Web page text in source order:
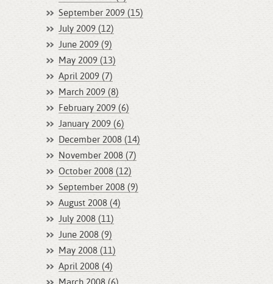
September 2009 (15)
July 2009 (12)
June 2009 (9)
May 2009 (13)
April 2009 (7)
March 2009 (8)
February 2009 (6)
January 2009 (6)
December 2008 (14)
November 2008 (7)
October 2008 (12)
September 2008 (9)
August 2008 (4)
July 2008 (11)
June 2008 (9)
May 2008 (11)
April 2008 (4)